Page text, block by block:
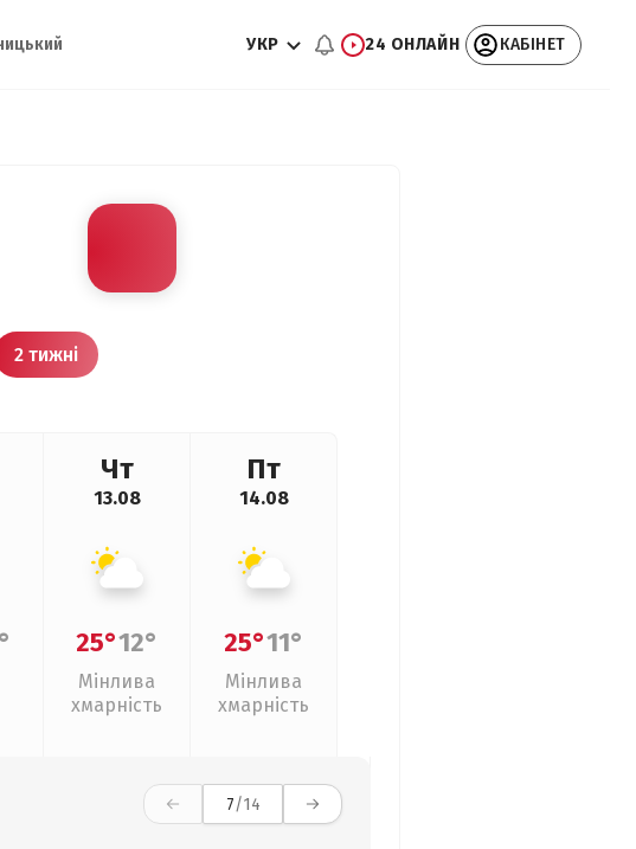
УКР 24 ОНЛАЙН КАБІНЕТ
2 тижні
Чт
13.08
25°12°
Мінлива
хмарність
Пт
14.08
25°11°
Мінлива
хмарність
7/14